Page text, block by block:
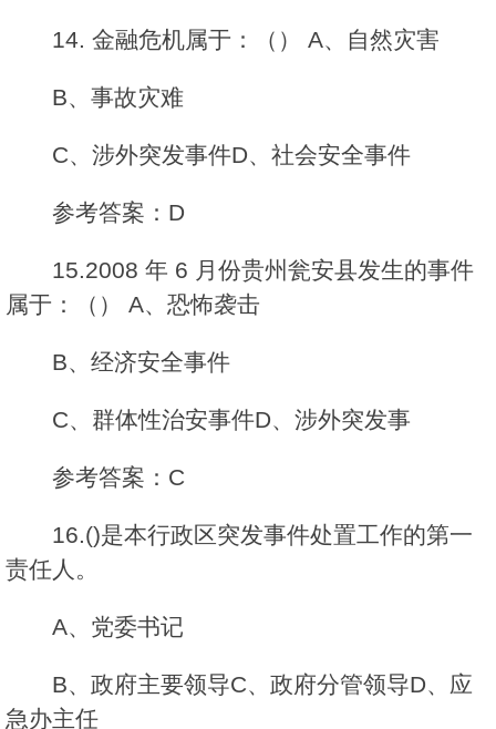
14. 金融危机属于：（） A、自然灾害
B、事故灾难
C、涉外突发事件D、社会安全事件
参考答案：D
15.2008 年 6 月份贵州瓮安县发生的事件
属于：（） A、恐怖袭击
B、经济安全事件
C、群体性治安事件D、涉外突发事
参考答案：C
16.()是本行政区突发事件处置工作的第一
责任人。
A、党委书记
B、政府主要领导C、政府分管领导D、应
急办主任